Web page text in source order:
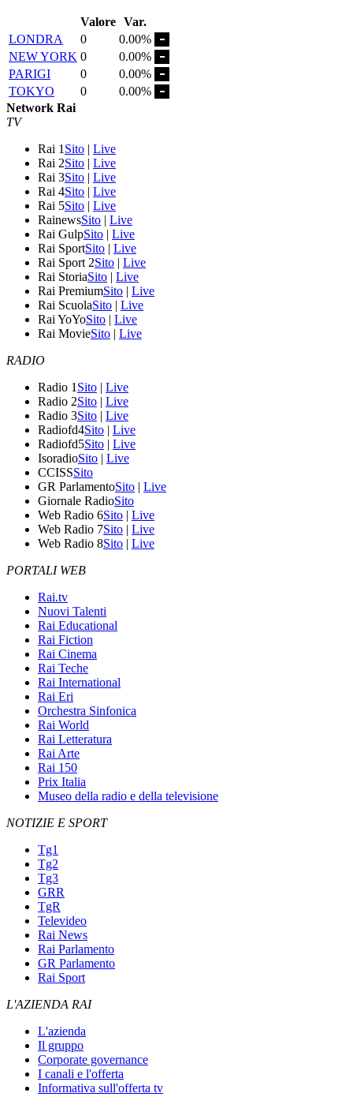
Valore Var.
LONDRA
0
0.00%
NEW YORK 0
0.00%
PARIGI
0
0.00%
TOKYO
0
0.00%
Network Rai
TV
Rai 1 Sito | Live
Rai 2Sito | Live
Rai 3Sito | Live
Rai 4Sito | Live
Rai 5Sito | Live
RainewsSito | Live
Rai GulpSito | Live
Rai SportSito | Live
Rai Sport 2Sito | Live
Rai StoriaSito | Live
Rai PremiumSito | Live
Rai ScuolaSito | Live
Rai YoYoSito | Live
Rai MovieSito | Live
RADIO
Radio 1 Sito | Live
Radio 2Sito | Live
Radio 3Sito | Live
Radiofd4Sito | Live
Radiofd5Sito | Live
IsoradioSito | Live
CCISSSito
GR ParlamentoSito | Live
Giornale RadioSito
Web Radio 6Sito | Live
Web Radio 7Sito | Live
Web Radio 8Sito | Live
PORTALI WEB
Rai.tv
Nuovi Talenti
Rai Educational
Rai Fiction
Rai Cinema
Rai Teche
Rai International
Rai Eri
Orchestra Sinfonica
Rai World
Rai Letteratura
Rai Arte
Rai 150
Prix Italia
Museo della radio e della televisione
NOTIZIE E SPORT
Tg1
Tg2
Tg3
GRR
TgR
Televideo
Rai News
Rai Parlamento
GR Parlamento
Rai Sport
L'AZIENDA RAI
L'azienda
Il gruppo
Corporate governance
I canali e l'offerta
Informativa sull'offerta tv